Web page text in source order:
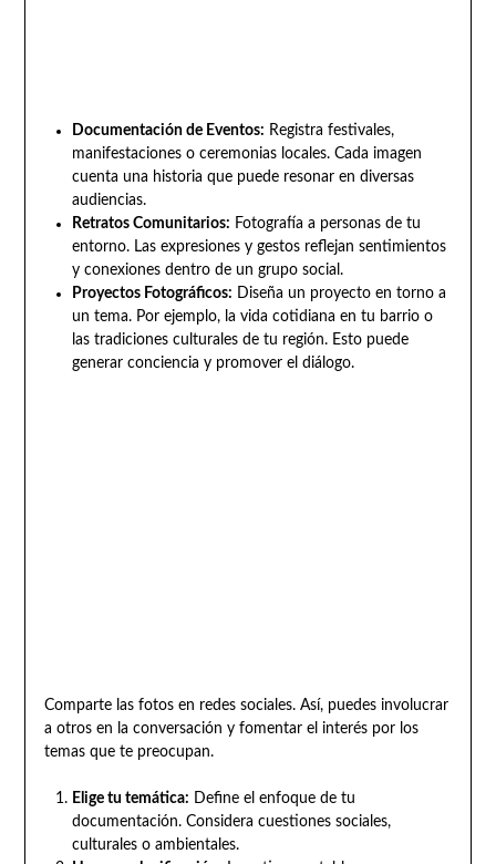
Documentación de Eventos: Registra festivales,
manifestaciones o ceremonias locales. Cada imagen
cuenta una historia que puede resonar en diversas
audiencias.
Retratos Comunitarios: Fotografía a personas de tu
entorno. Las expresiones y gestos reflejan sentimientos
y conexiones dentro de un grupo social.
Proyectos Fotográficos: Diseña un proyecto en torno a
un tema. Por ejemplo, la vida cotidiana en tu barrio o
las tradiciones culturales de tu región. Esto puede
generar conciencia y promover el diálogo.
Comparte las fotos en redes sociales. Así, puedes involucrar
a otros en la conversación y fomentar el interés por los
temas que te preocupan.
Elige tu temática: Define el enfoque de tu
documentación. Considera cuestiones sociales,
culturales o ambientales.